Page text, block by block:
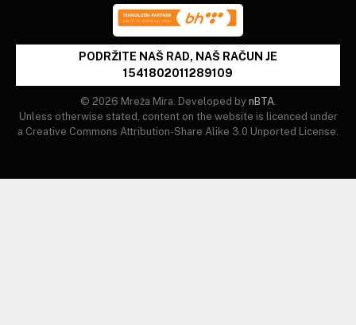
PODRŽITE NAŠ RAD, NAŠ RAČUN JE
1541802011289109
© 2026 Mreža Mira. Developed by nBTA.
Unless otherwise stated, content on the website is licenced under
a Creative Commons Attribution-Share Alike 3.0 Unported License.